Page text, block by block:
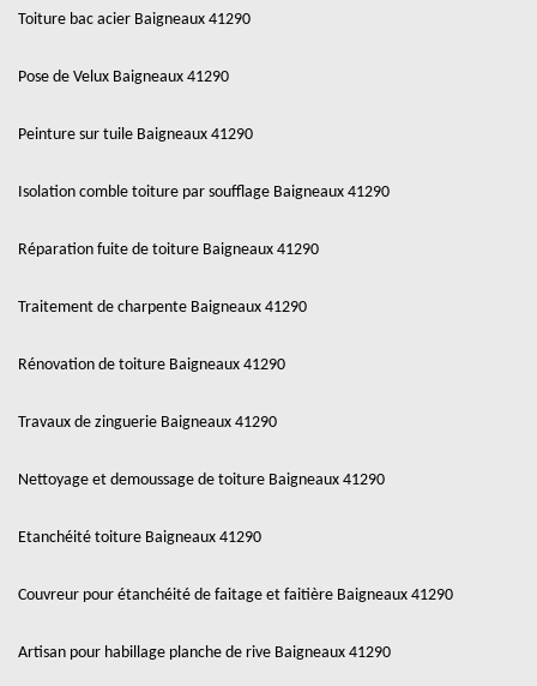
Toiture bac acier Baigneaux 41290
Pose de Velux Baigneaux 41290
Peinture sur tuile Baigneaux 41290
Isolation comble toiture par soufflage Baigneaux 41290
Réparation fuite de toiture Baigneaux 41290
Traitement de charpente Baigneaux 41290
Rénovation de toiture Baigneaux 41290
Travaux de zinguerie Baigneaux 41290
Nettoyage et demoussage de toiture Baigneaux 41290
Etanchéité toiture Baigneaux 41290
Couvreur pour étanchéité de faitage et faitière Baigneaux 41290
Artisan pour habillage planche de rive Baigneaux 41290